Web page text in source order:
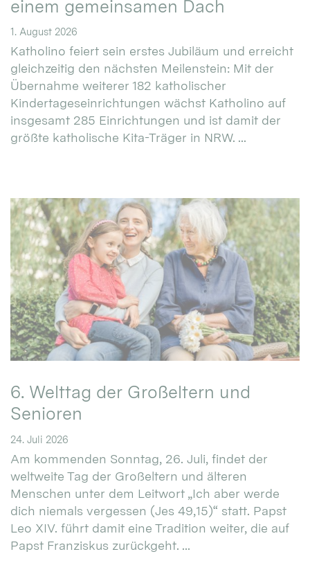
einem gemeinsamen Dach
1. August 2026
Katholino feiert sein erstes Jubiläum und erreicht
gleichzeitig den nächsten Meilenstein: Mit der
Übernahme weiterer 182 katholischer
Kindertageseinrichtungen wächst Katholino auf
insgesamt 285 Einrichtungen und ist damit der
größte katholische Kita-Träger in NRW. ...
6. Welttag der Großeltern und
Senioren
24. Juli 2026
Am kommenden Sonntag, 26. Juli, findet der
weltweite Tag der Großeltern und älteren
Menschen unter dem Leitwort „Ich aber werde
dich niemals vergessen (Jes 49,15)“ statt. Papst
Leo XIV. führt damit eine Tradition weiter, die auf
Papst Franziskus zurückgeht. ...